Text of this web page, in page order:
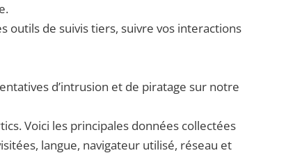
outils de suivis tiers, suivre vos interactions
d’intrusion et de piratage sur notre
Voici les principales données collectées
langue, navigateur utilisé, réseau et